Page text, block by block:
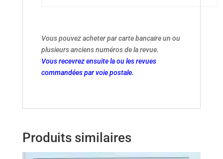
Vous pouvez acheter par carte bancaire un ou
plusieurs anciens numéros de la revue.
Vous recevrez ensuite la ou les revues
commandées par voie postale.
Produits similaires